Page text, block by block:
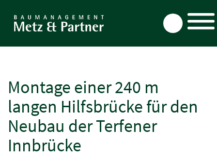
zum
Montage einer 240 m
langen Hilfsbrücke für den
Neubau der Terfener
Innbrücke